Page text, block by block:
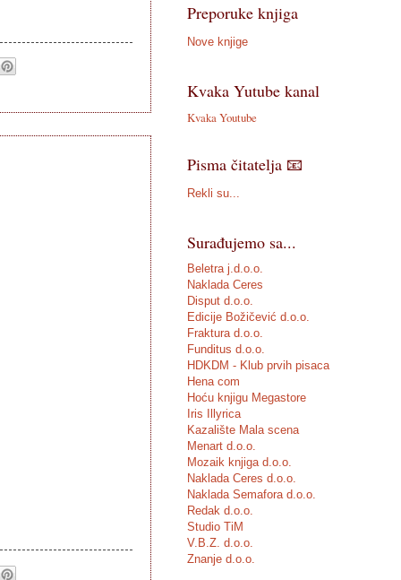
Preporuke knjiga
Nove knjige
Kvaka Yutube kanal
Kvaka Youtube
Pisma čitatelja 📧
Rekli su...
Surađujemo sa...
Beletra j.d.o.o.
Naklada Ceres
Disput d.o.o.
Edicije Božičević d.o.o.
Fraktura d.o.o.
Funditus d.o.o.
HDKDM - Klub prvih pisaca
Hena com
Hoću knjigu Megastore
Iris Illyrica
Kazalište Mala scena
Menart d.o.o.
Mozaik knjiga d.o.o.
Naklada Ceres d.o.o.
Naklada Semafora d.o.o.
Redak d.o.o.
Studio TiM
V.B.Z. d.o.o.
Znanje d.o.o.